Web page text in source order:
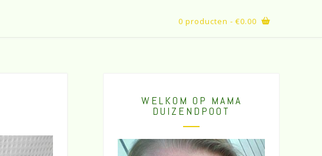
0 producten - €0.00
WELKOM OP MAMA
DUIZENDPOOT